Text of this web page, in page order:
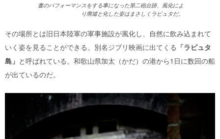
書のパフォーマンスをする事になった第二砲台跡、風化によ
り廃墟と化した姿はまさしくラピュタだ。
その場所とは旧日本陸軍の軍事施設が風化し、自然に飲み込まれて
いく姿を見ることができる。別名ジブリ映画に出てくる 「ラピュタ
島」 と呼ばれている。和歌山県加太（かだ）の港から1日に数回の船
が出ているのだ。